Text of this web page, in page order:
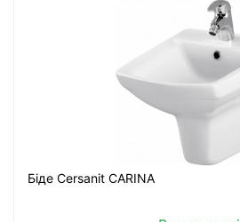
Біде Cersanit CARINA